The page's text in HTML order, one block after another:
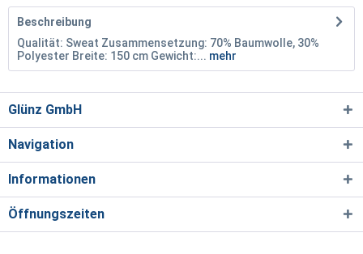
Beschreibung
Qualität: Sweat Zusammensetzung: 70% Baumwolle, 30%
Polyester Breite: 150 cm Gewicht:... mehr
Glünz GmbH
Navigation
Informationen
Öffnungszeiten